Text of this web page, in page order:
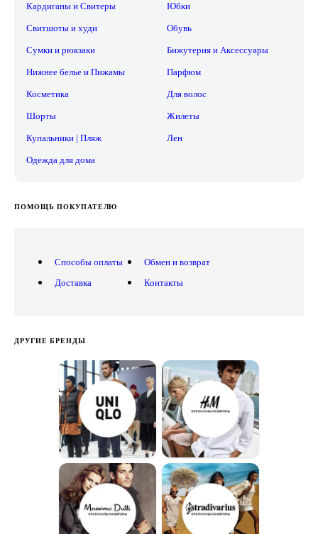
Кардиганы и Свитеры Юбки
Свитшоты и худи Обувь
Сумки и рюкзаки Бижутерия и Аксессуары
Нижнее белье и Пижамы Парфюм
Косметика Для волос
Шорты Жилеты
Купальники | Пляж Лен
Одежда для дома
ПОМОЩЬ ПОКУПАТЕЛЮ
Способы оплаты
Доставка
Обмен и возврат
Контакты
ДРУГИЕ БРЕНДЫ